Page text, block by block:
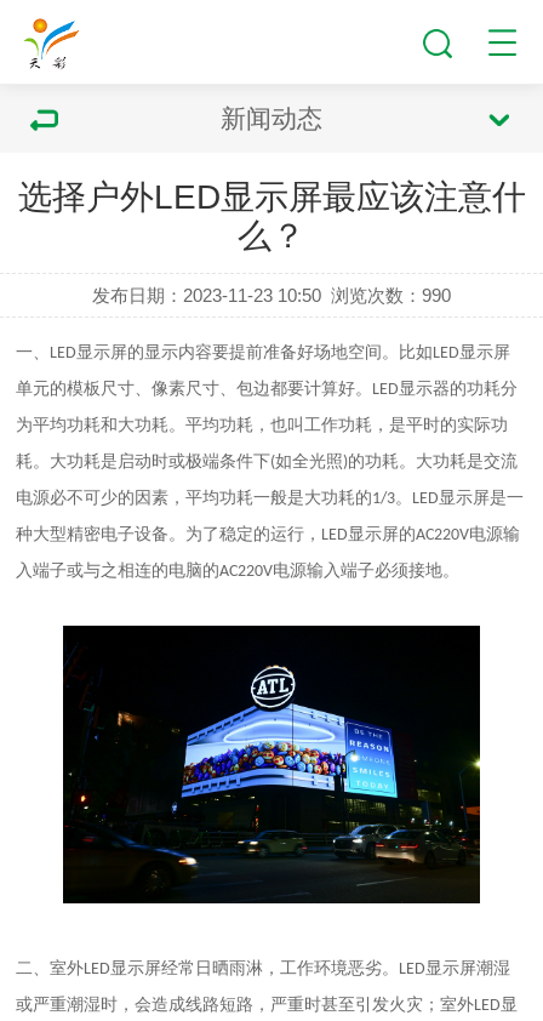
新闻动态
选择户外LED显示屏最应该注意什
么？
发布日期：2023-11-23 10:50 浏览次数：990
一、 LED显示屏的显示内容要提前准备好场地空间。比如LED显示屏
单元的模板尺寸、像素尺寸、包边都要计算好。 LED显示器的功耗分
为平均功耗和大功耗。平均功耗，也叫工作功耗，是平时的实际功
耗。大功耗是启动时或极端条件下(如全光照)的功耗。大功耗是交流
电源必不可少的因素，平均功耗一般是大功耗的1/3。 LED显示屏是一
种大型精密电子设备。为了稳定的运行， LED显示屏的AC220V电源输
入端子或与之相连的电脑的AC220V电源输入端子必须接地。
二、室外LED显示屏经常日晒雨淋，工作环境恶劣。 LED显示屏潮湿
或严重潮湿时，会造成线路短路，严重时甚至引发火灾；室外LED显